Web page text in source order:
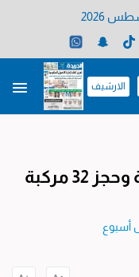
الارشيف
وزارة الداخلية: 24 ألف مخالفة وحجز 32 مركبة